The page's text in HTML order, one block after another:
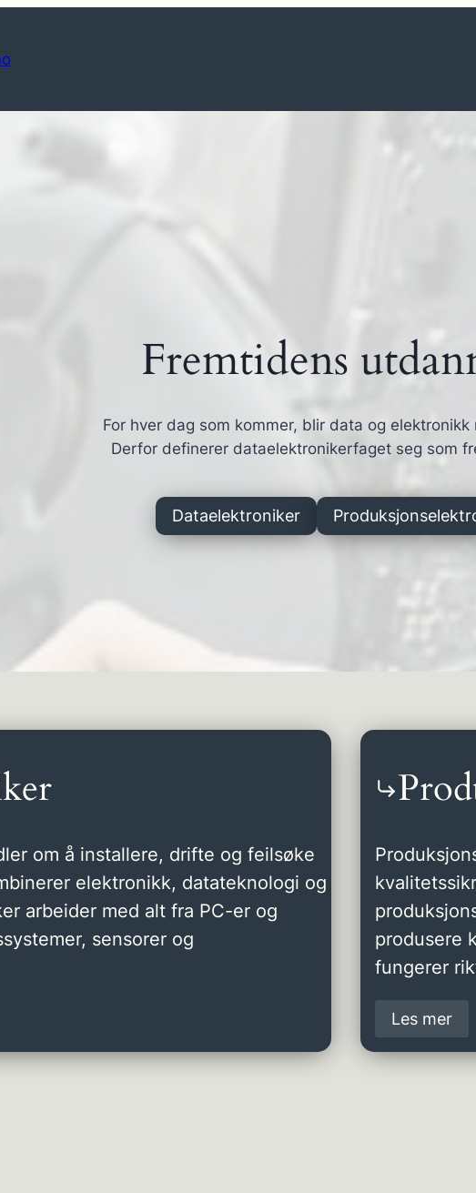
Fremtidens
For hver dag som kommer, blir data og elektronikk
Derfor definerer dataelektronikerfaget seg som
Dataelektroniker
om å installere, drifte og feilsøke
elektronikk, datateknologi og
arbeider med alt fra PC-er og
sensorer og
produsere
fungerer
Les mer